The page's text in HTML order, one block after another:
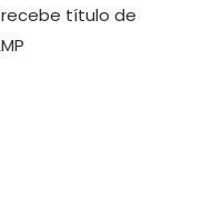
recebe título de